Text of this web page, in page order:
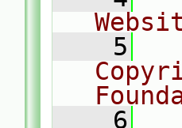
    5
    6